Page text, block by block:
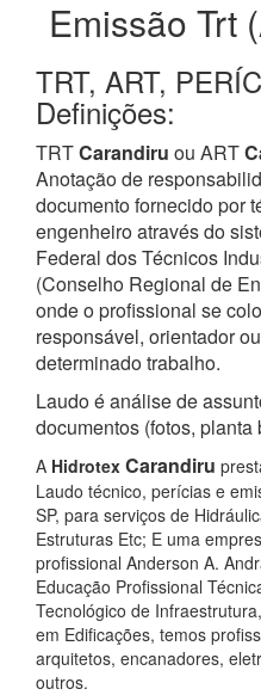
Emissão Trt
TRT, ART,
Definições:
TRTCarandiru ou ART
Anotação de
documento fornecido por
engenheiro através do
Federal dos Técnicos
(Conselho Regional de
onde o profissional se
responsável, orientador
determinado trabalho.
Laudo é análise de
documentos (fotos, planta
A Hidrotex Carandiru
Laudo técnico, perícias e
SP, para serviços de
Estruturas Etc; E uma
profissional Anderson A.
Educação Profissional
Tecnológico de
em Edificações, temos
arquitetos, encanadores,
outros.